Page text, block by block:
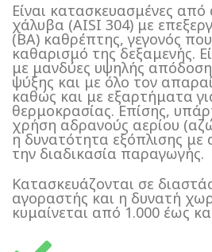
Είναι κατασκευασμένες από
χάλυβα (AISI 304) με
(BA) καθρέπτης, γεγονός που
καθαρισμό της δεξαμενής.
με μανδύες υψηλής
ψύξης και με όλο τον
καθώς και με εξαρτήματα
θερμοκρασίας. Επίσης,
χρήση αδρανούς αερίου
η δυνατότητα εξόπλισης με
την διαδικασία παραγωγής.
Κατασκευάζονται σε
αγοραστής και η δυνατή
κυμαίνεται από 1.000 έως